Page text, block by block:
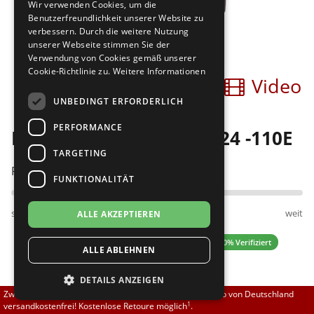
Brautschuhe
Sneaker
Übergrößen 43-44
Flexerinas
Merlet
Nueva Epoca
RayRose
Rummos
Rumpf
SoDanca
TopTanz
Bilder Video
Rummos Kizomba 231/24 -110E
Passt am besten bei Fußweite:
schmal normal weit
4.67 (3 Bewertungen) ✓ 100% Verifiziert
122,00 EUR 103,70 EUR
Zwischen 70,00 EUR und 800,00 EUR liefern wir innerhalb von Deutschland
versandkostenfrei! Kostenlose Retoure möglich1.
Wir verwenden Cookies, um die
Benutzerfreundlichkeit unserer Website zu
verbessern. Durch die weitere Nutzung
unserer Webseite stimmen Sie der
Verwendung von Cookies gemäß unserer
Cookie-Richtlinie zu. Weitere Informationen
UNBEDINGT ERFORDERLICH
PERFORMANCE
TARGETING
FUNKTIONALITÄT
ALLE AKZEPTIEREN
ALLE ABLEHNEN
DETAILS ANZEIGEN